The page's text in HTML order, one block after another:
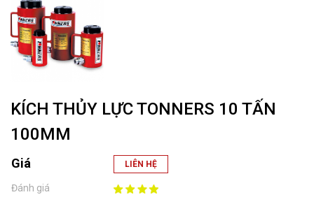
KÍCH THỦY LỰC TONNERS 10 TẤN
100MM
Giá LIÊN HỆ
Đánh giá